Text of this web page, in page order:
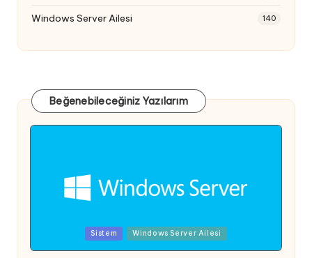
Windows Server Ailesi 140
Beğenebileceğiniz Yazılarım
Sistem Windows Server Ailesi